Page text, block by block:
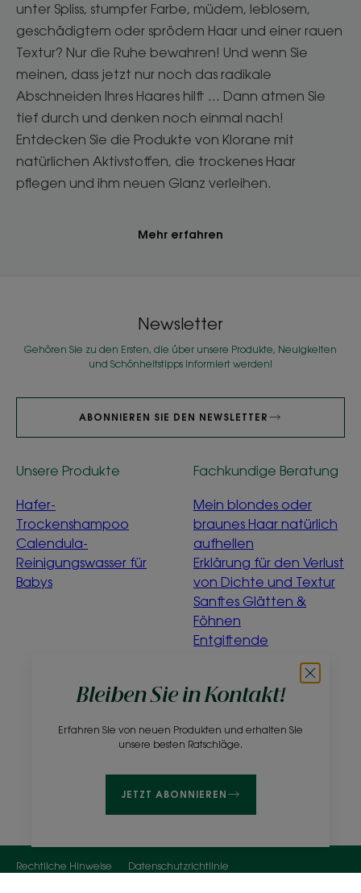
unter Spliss, stumpfer Farbe, müdem, leblosem,
geschädigtem oder sprödem Haar und einer rauen
Textur? Nur die Ruhe bewahren! Und wenn Sie
meinen, dass jetzt nur noch das radikale
Abschneiden Ihres Haares hilft ... Dann atmen Sie
tief durch und denken noch einmal nach!
Entdecken Sie die Produkte von Klorane mit
natürlichen Aktivstoffen, die trockenes Haar
pflegen und ihm neuen Glanz verleihen.
Mehr erfahren
Bleiben Sie in Kontakt!
Erfahren Sie von neuen Produkten und erhalten Sie
unsere besten Ratschläge.
JETZT ABONNIEREN
Newsletter
Gehören Sie zu den Ersten, die über unsere Produkte, Neuigkeiten
und Schönheitstipps informiert werden!
ABONNIEREN SIE DEN NEWSLETTER
Unsere Produkte
Hafer-
Trockenshampoo
Calendula-
Reinigungswasser für
Babys
Fachkundige Beratung
Mein blondes oder
braunes Haar natürlich
aufhellen
Erklärung für den Verlust
von Dichte und Textur
Sanftes Glätten &
Föhnen
Entgiftende
„ökologisch“?
Über uns
Häufig gestellte FragenKontakt
Rechtliche Hinweise
Datenschutzrichtlinie